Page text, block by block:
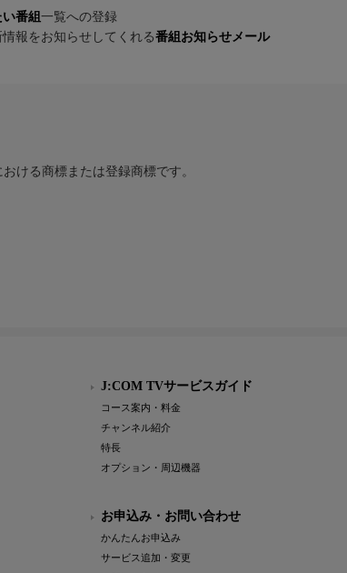
い番組一覧への登録
報をお知らせしてくれる番組お知らせメール
ける商標または登録商標です。
J:COM TVサービスガイド
コース案内・料金
チャンネル紹介
特長
オプション・周辺機器
お申込み・お問い合わせ
かんたんお申込み
サービス追加・変更